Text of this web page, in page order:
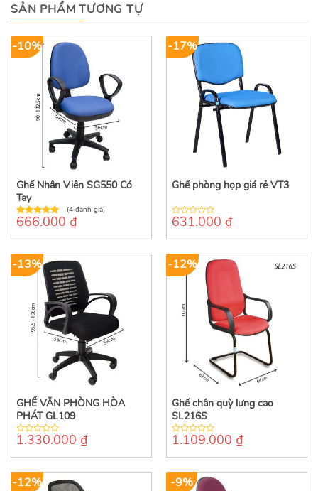
SẢN PHẨM TƯƠNG TỰ
-10%
Ghế Nhân Viên SG550 Có
Tay
5.00out of
(4 đánh giá)
666.000 ₫
-17%
Ghế phòng họp giá rẻ VT3
0
of
631.000 ₫
-13%
GHẾ VĂN PHÒNG HÒA
PHÁT GL109
0
of
1.330.000 ₫
-12%
Ghế chân quỳ lưng cao
SL216S
0
of
1.109.000 ₫
-12% -9%